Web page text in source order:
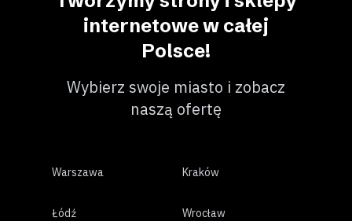
internetowe w całej
Polsce!
Wybierz swoje miasto i zobacz
naszą ofertę
Warszawa Kraków
Łódź Wrocław